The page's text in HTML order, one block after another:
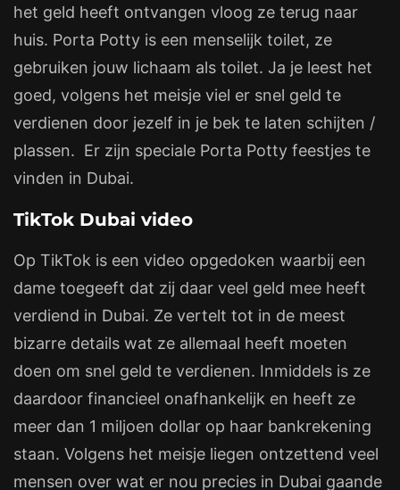
het geld heeft ontvangen vloog ze terug naar
huis. Porta Potty is een menselijk toilet, ze
gebruiken jouw lichaam als toilet. Ja je leest het
goed, volgens het meisje viel er snel geld te
verdienen door jezelf in je bek te laten schijten /
plassen. Er zijn speciale Porta Potty feestjes te
vinden in Dubai.
TikTok Dubai video
Op TikTok is een video opgedoken waarbij een
dame toegeeft dat zij daar veel geld mee heeft
verdiend in Dubai. Ze vertelt tot in de meest
bizarre details wat ze allemaal heeft moeten
doen om snel geld te verdienen. Inmiddels is ze
daardoor financieel onafhankelijk en heeft ze
meer dan 1 miljoen dollar op haar bankrekening
staan. Volgens het meisje liegen ontzettend veel
mensen over wat er nou precies in Dubai gaande